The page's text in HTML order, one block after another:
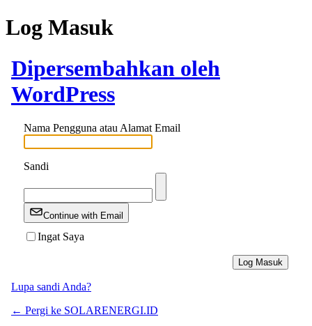
Log Masuk
Dipersembahkan oleh
WordPress
Nama Pengguna atau Alamat Email
Sandi
Continue with Email
Ingat Saya
Lupa sandi Anda?
← Pergi ke SOLARENERGI.ID